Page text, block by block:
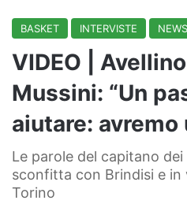
BASKET INTERVISTE NEWS
VIDEO |
Mussini: “Un
aiutare: avremo
Le parole del capitano
sconfitta con Brindisi e in
Torino